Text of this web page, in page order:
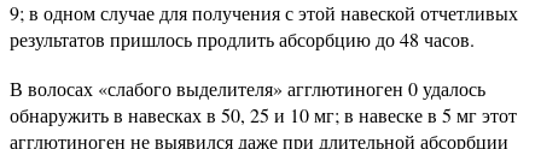
9; в одном случае для получения с этой навеской отчетливых
результатов пришлось продлить абсорбцию до 48 часов.
В волосах «слабого выделителя» агглютиноген 0 удалось
обнаружить в навесках в 50, 25 и 10 мг; в навеске в 5 мг этот
агглютиноген не выявился даже при длительной абсорбции